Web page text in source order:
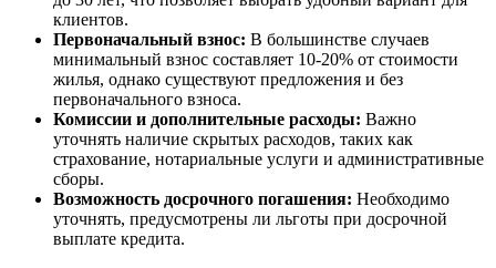
клиентов.
Первоначальный взнос: В большинстве случаев
минимальный взнос составляет 10-20% от стоимости
жилья, однако существуют предложения и без
первоначального взноса.
Комиссии и дополнительные расходы: Важно
уточнять наличие скрытых расходов, таких как
страхование, нотариальные услуги и административные
сборы.
Возможность досрочного погашения: Необходимо
уточнять, предусмотрены ли льготы при досрочной
выплате кредита.